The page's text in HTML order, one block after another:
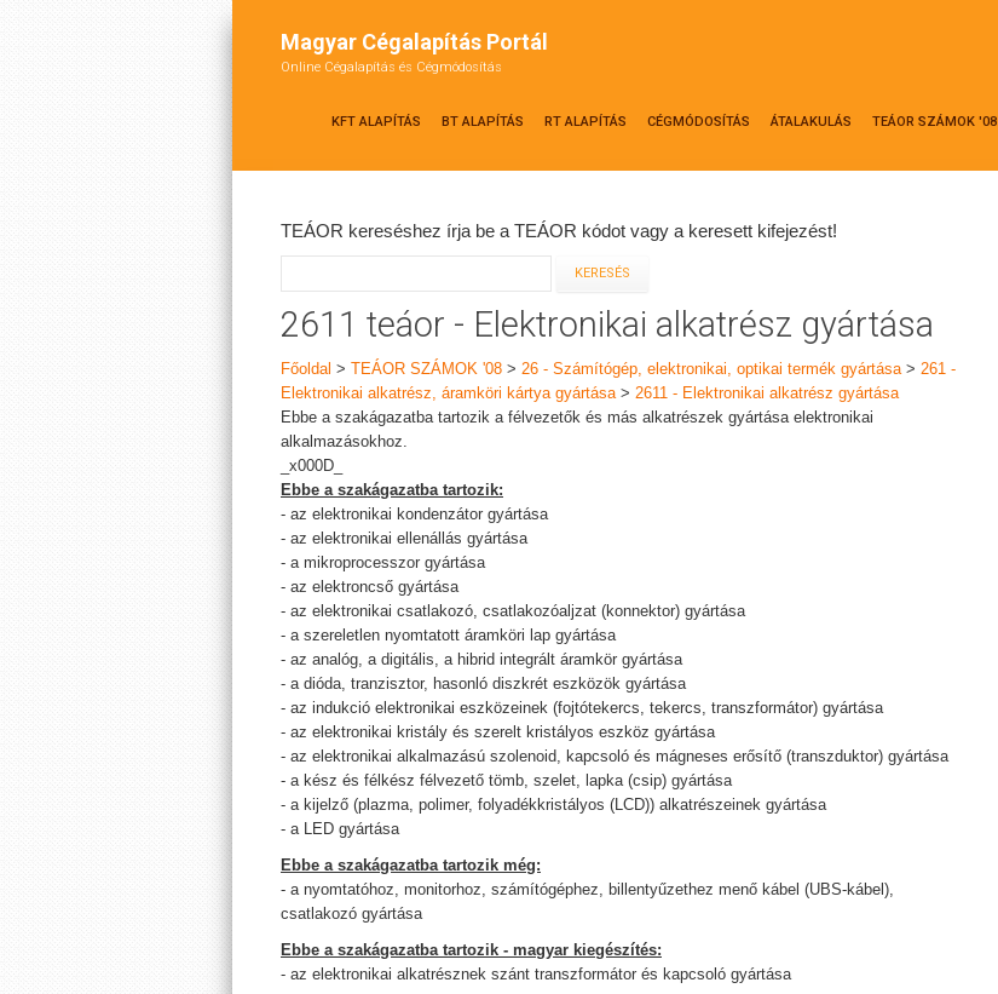
Magyar Cégalapítás Portál
Online Cégalapítás és Cégmódosítás
KFT ALAPÍTÁS BT ALAPÍTÁS RT ALAPÍTÁS CÉGMÓDOSÍTÁS ÁTALAKULÁS TEÁOR SZÁMOK '08
TEÁOR kereséshez írja be a TEÁOR kódot vagy a keresett kifejezést!
2611 teáor - Elektronikai alkatrész gyártása
Főoldal > TEÁOR SZÁMOK '08 > 26 - Számítógép, elektronikai, optikai termék gyártása> 261 -
Elektronikai alkatrész, áramköri kártya gyártása> 2611 - Elektronikai alkatrész gyártása
Ebbe a szakágazatba tartozik a félvezetők és más alkatrészek gyártása elektronikai
alkalmazásokhoz.
_x000D_
Ebbe a szakágazatba tartozik:
- az elektronikai kondenzátor gyártása
- az elektronikai ellenállás gyártása
- a mikroprocesszor gyártása
- az elektroncső gyártása
- az elektronikai csatlakozó, csatlakozóaljzat (konnektor) gyártása
- a szereletlen nyomtatott áramköri lap gyártása
- az analóg, a digitális, a hibrid integrált áramkör gyártása
- a dióda, tranzisztor, hasonló diszkrét eszközök gyártása
- az indukció elektronikai eszközeinek (fojtótekercs, tekercs, transzformátor) gyártása
- az elektronikai kristály és szerelt kristályos eszköz gyártása
- az elektronikai alkalmazású szolenoid, kapcsoló és mágneses erősítő (transzduktor) gyártása
- a kész és félkész félvezető tömb, szelet, lapka (csip) gyártása
- a kijelző (plazma, polimer, folyadékkristályos (LCD)) alkatrészeinek gyártása
- a LED gyártása
Ebbe a szakágazatba tartozik még:
- a nyomtatóhoz, monitorhoz, számítógéphez, billentyűzethez menő kábel (UBS-kábel),
csatlakozó gyártása
Ebbe a szakágazatba tartozik - magyar kiegészítés:
- az elektronikai alkatrésznek szánt transzformátor és kapcsoló gyártása